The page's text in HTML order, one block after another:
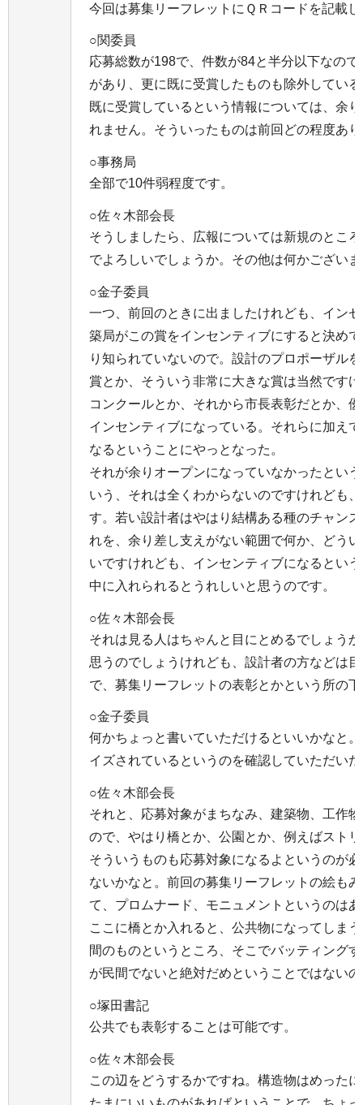
今回は募集リーフレットにＱＲコードを記載
○関委員
応募総数が198で、件数が84と半分以下なの
があり、更に既に受賞したものも除外してい
既に受賞しているという情報については、余
れません。そういったものは前回どの程度あ
○事務局
全部で10件弱程度です。
○佐々木部会長
そうしましたら、広報については新規のとこ
でよろしいでしょうか。その他は何かござい
○金子委員
一つ、前回のときに出ましたけれども、イン
築局がこの賞をインセンティブにすると決め
り知られていないので。設計のプロポーザル
賞とか、そういう非常に大きな賞は当然です
コンクールとか、それから市長表彰だとか、
インセンティブになっている。それらに加え
なるということにやっとなった。
それが余りオープンになっていなかったとい
いう、それは全くわからないのですけれども
す。若い設計者はやはり結構ある種のチャン
れを、余り差し支えがない範囲で何か、どう
いですけれども、インセンティブになるとい
中に入れられるとうれしいと思うのです。
○佐々木部会長
それは見る人はちゃんと目にとめるでしょう
思うのでしょうけれども、設計者の方などは
で、募集リーフレットの表彰とかという所の
○金子委員
何かちょっと書いていただけるといいかなと
イズされているというのを確認していただい
○佐々木部会長
それと、応募対象がまちなみ、建築物、工作
ので、やはり橋とか、公園とか、例えばスト
そういうものも応募対象になるよというのが
ないかなと。前回の募集リーフレットの絵も
て、プロムナード、モニュメントというのは
ここに橋とか入れると、公共物になってしま
間のものというところ、そこでバッティング
が民間でないと絶対だめということではない
○塚田書記
公共でも表彰することは可能です。
○佐々木部会長
この辺をどうするかですね。構造物はめった